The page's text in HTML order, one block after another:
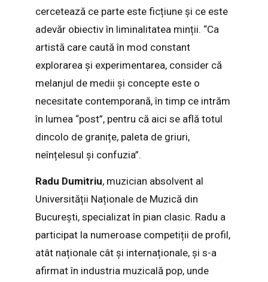
cercetează ce parte este ficțiune și ce este
adevăr obiectiv în liminalitatea minții. “Ca
artistă care caută în mod constant
explorarea și experimentarea, consider că
melanjul de medii și concepte este o
necesitate contemporană, în timp ce intrăm
în lumea “post”, pentru că aici se află totul
dincolo de granițe, paleta de griuri,
neînțelesul și confuzia”.
Radu Dumitriu, muzician absolvent al
Universității Naționale de Muzică din
București, specializat în pian clasic. Radu a
participat la numeroase competiții de profil,
atât naționale cât și internaționale, și s-a
afirmat în industria muzicală pop, unde